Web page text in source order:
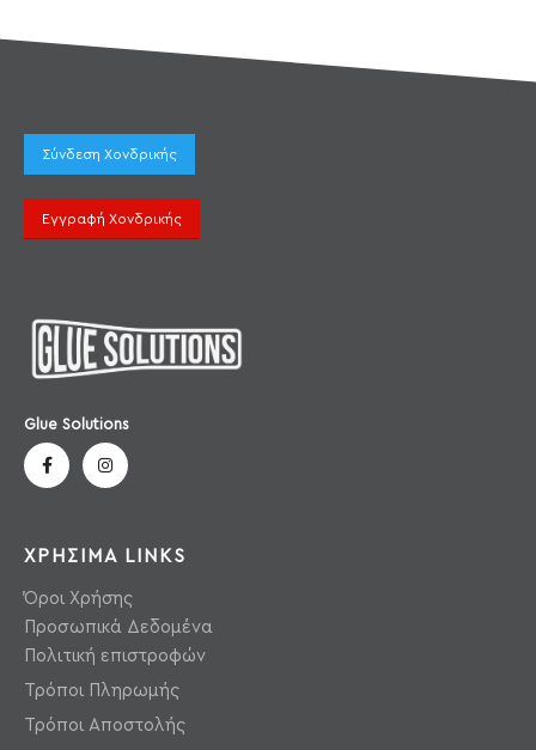
Σύνδεση Χονδρικής
Εγγραφή Χονδρικής
Glue Solutions
ΧΡΗΣΙΜΑ LINKS
Όροι Χρήσης
Προσωπικά Δεδομένα
Πολιτική επιστροφών
Τρόποι Πληρωμής
Τρόποι Αποστολής